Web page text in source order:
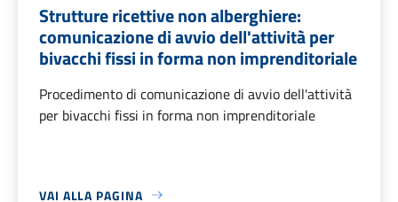
Strutture ricettive non alberghiere:
comunicazione di avvio dell'attività per
bivacchi fissi in forma non imprenditoriale
Procedimento di comunicazione di avvio dell'attività
per bivacchi fissi in forma non imprenditoriale
VAI ALLA PAGINA